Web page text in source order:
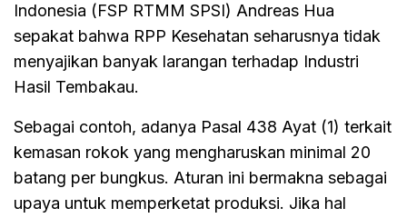
Indonesia (FSP RTMM SPSI) Andreas Hua
sepakat bahwa RPP Kesehatan seharusnya tidak
menyajikan banyak larangan terhadap Industri
Hasil Tembakau.
Sebagai contoh, adanya Pasal 438 Ayat (1) terkait
kemasan rokok yang mengharuskan minimal 20
batang per bungkus. Aturan ini bermakna sebagai
upaya untuk memperketat produksi. Jika hal